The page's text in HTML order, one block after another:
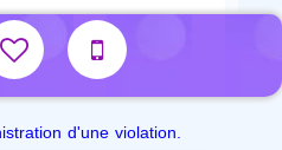
d'une violation.